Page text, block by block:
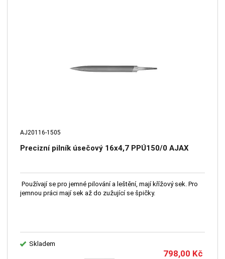
AJ20116-1505
Precizní pilník úsečový 16x4,7 PPÚ150/0 AJAX
Používají se pro jemné pilování a leštění, mají křížový sek. Pro
jemnou práci mají sek až do zužující se špičky.
Skladem
798,00 Kč